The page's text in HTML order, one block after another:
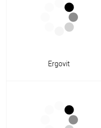
Ergovit